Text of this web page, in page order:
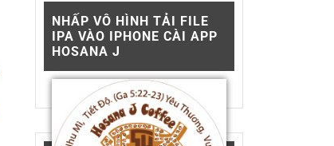
NHẤP VÔ HÌNH TẢI FILE
IPA VÀO IPHONE CÀI APP
HOSANA J